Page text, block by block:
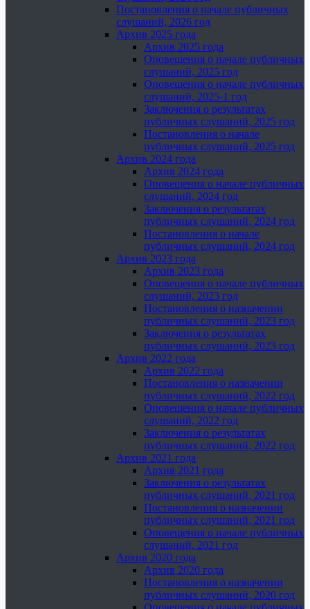
Постановления о начале публичных
слушаний, 2026 год
Архив 2025 года
Архив 2025 года
Оповещения о начале публичных
слушаний, 2025 год
Оповещения о начале публичных
слушаний, 2025-1 год
Заключения о результатах
публичных слушаний, 2025 год
Постановления о начале
публичных слушаний, 2025 год
Архив 2024 года
Архив 2024 года
Оповещения о начале публичных
слушаний, 2024 год
Заключения о результатах
публичных слушаний, 2024 год
Постановления о начале
публичных слушаний, 2024 год
Архив 2023 года
Архив 2023 года
Оповещения о начале публичных
слушаний, 2023 год
Постановления о назначении
публичных слушаний, 2023 год
Заключения о результатах
публичных слушаний, 2023 год
Архив 2022 года
Архив 2022 года
Постановления о назначении
публичных слушаний, 2022 год
Оповещения о начале публичных
слушаний, 2022 год
Заключения о результатах
публичных слушаний, 2022 год
Архив 2021 года
Архив 2021 года
Заключения о результатах
публичных слушаний, 2021 год
Постановления о назначении
публичных слушаний, 2021 год
Оповещения о начале публичных
слушаний, 2021 год
Архив 2020 года
Архив 2020 года
Постановления о назначении
публичных слушаний, 2020 год